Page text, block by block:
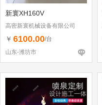
新寰XH160V
高密新寰机械设备有限公司
￥ 6100.00/台
山东-潍坊市